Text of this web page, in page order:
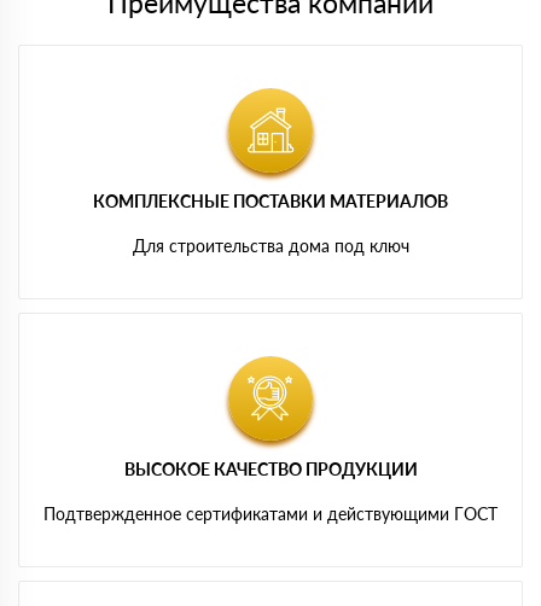
КОМПЛЕКСНЫЕ ПОСТАВКИ МАТЕРИАЛОВ
Для строительства дома под ключ
ВЫСОКОЕ КАЧЕСТВО ПРОДУКЦИИ
Подтвержденное сертификатами и действующими ГОСТ